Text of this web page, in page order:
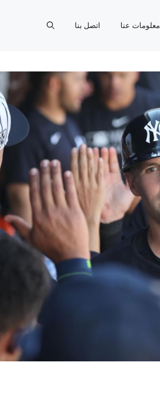
معلومات عنا اتصل بنا